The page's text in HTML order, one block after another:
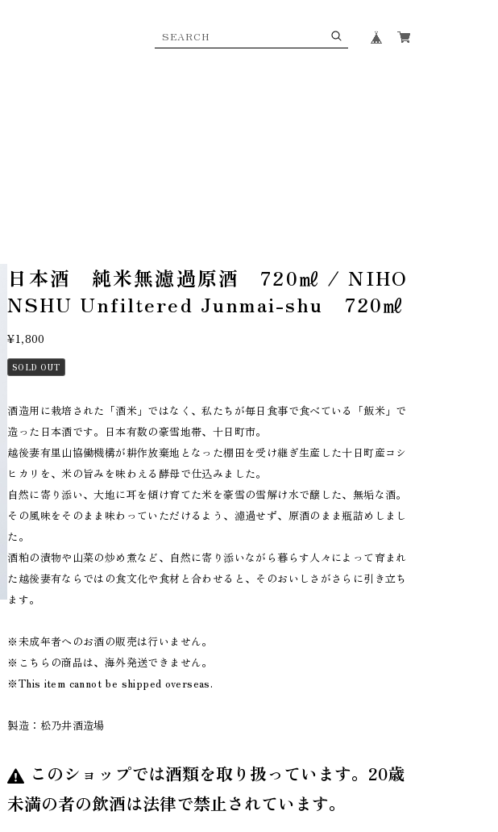
日本酒 純米無濾過原酒 720㎖ / NIHO
NSHU Unfiltered Junmai-shu 720㎖
¥1,800
SOLD OUT
酒造用に栽培された「酒米」ではなく、私たちが毎日食事で食べている「飯米」で
造った日本酒です。日本有数の豪雪地帯、十日町市。
越後妻有里山協働機構が耕作放棄地となった棚田を受け継ぎ生産した十日町産コシ
ヒカリを、米の旨みを味わえる酵母で仕込みました。
自然に寄り添い、大地に耳を傾け育てた米を豪雪の雪解け水で醸した、無垢な酒。
その風味をそのまま味わっていただけるよう、濾過せず、原酒のまま瓶詰めしまし
た。
酒粕の漬物や山菜の炒め煮など、自然に寄り添いながら暮らす人々によって育まれ
た越後妻有ならではの食文化や食材と合わせると、そのおいしさがさらに引き立ち
ます。
※未成年者へのお酒の販売は行いません。
※こちらの商品は、海外発送できません。
※This item cannot be shipped overseas.
製造：松乃井酒造場
このショップでは酒類を取り扱っています。20歳
未満の者の飲酒は法律で禁止されています。